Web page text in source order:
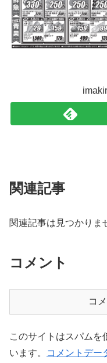
関連記事
関連記事は見つかりま
コメント
コ
このサイトはスパムを
います。
コメントデー